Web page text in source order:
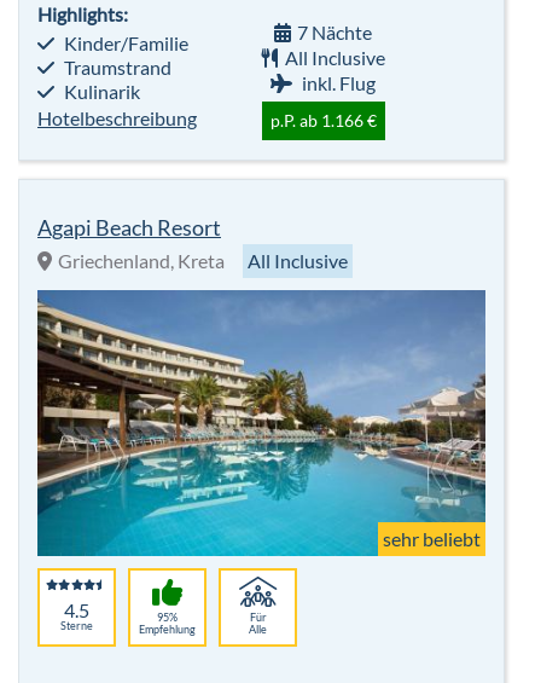
Highlights:
Kinder/Familie
Traumstrand
Kulinarik
Hotelbeschreibung
7 Nächte
All Inclusive
inkl. Flug
p.P. ab 1.166 €
Agapi Beach Resort
Griechenland, Kreta All Inclusive
sehr beliebt
4.5
Sterne
95%
Empfehlung
Für
Alle